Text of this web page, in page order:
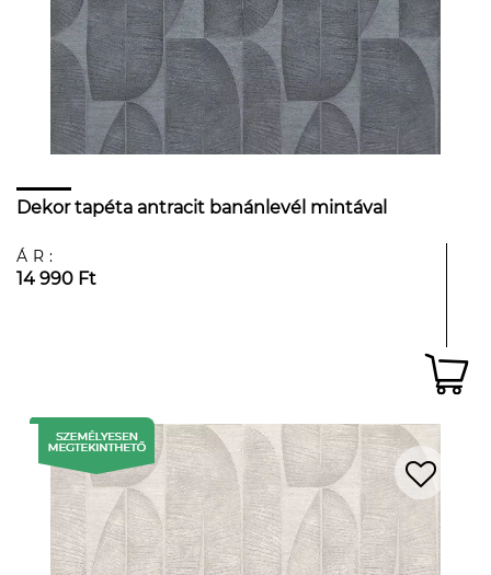
Dekor tapéta antracit banánlevél mintával
ÁR:
14 990 Ft